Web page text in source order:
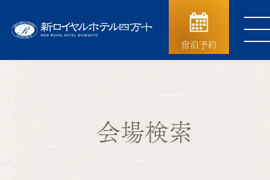
宿泊予約
会場検索